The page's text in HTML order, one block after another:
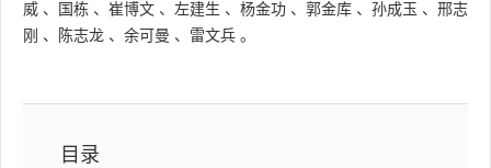
威 、 国栋 、 崔博文 、 左建生 、 杨金功 、 郭金库 、 孙成玉 、 邢志
刚 、 陈志龙 、 余可曼 、 雷文兵 。
目录